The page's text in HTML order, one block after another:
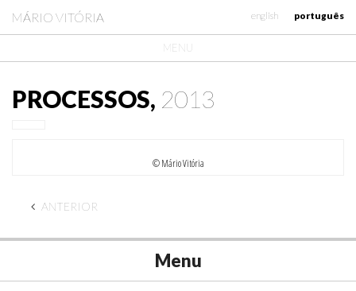
MÁRIO VITÓRIA português
english
MENU
PROCESSOS, 2013
© Mário Vitória
ANTERIOR
Menu